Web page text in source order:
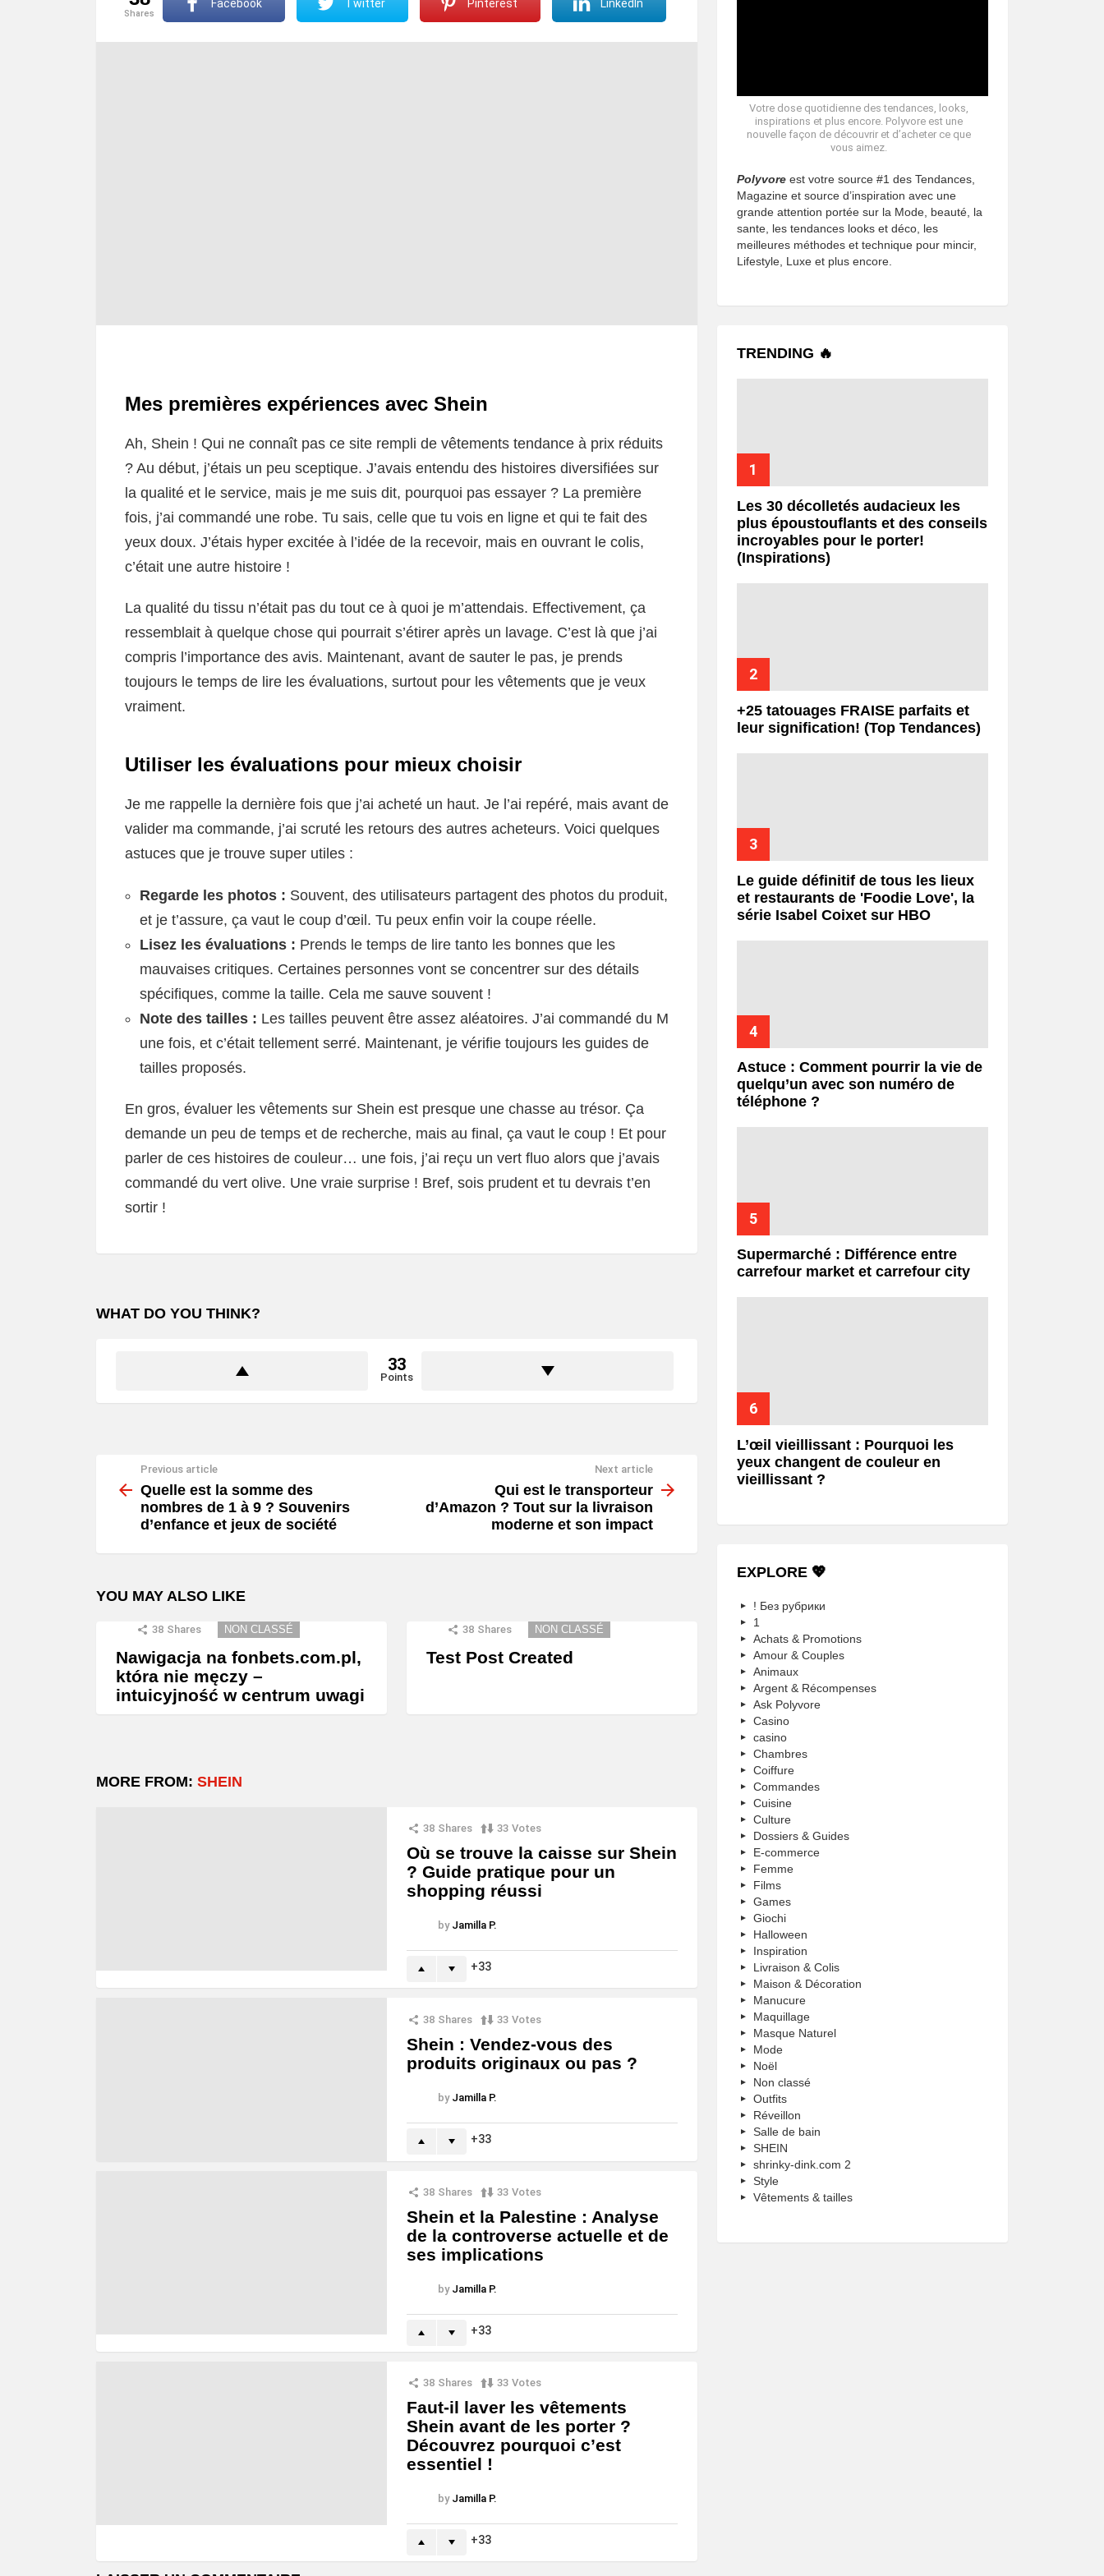
shares
Facebook Twitter Pinterest LinkedIn
Mes premières expériences avec Shein
Ah, Shein ! Qui ne connaît pas ce site rempli de vêtements tendance à prix réduits
? Au début, j’étais un peu sceptique. J’avais entendu des histoires diversifiées sur
la qualité et le service, mais je me suis dit, pourquoi pas essayer ? La première
fois, j’ai commandé une robe. Tu sais, celle que tu vois en ligne et qui te fait des
yeux doux. J’étais hyper excitée à l’idée de la recevoir, mais en ouvrant le colis,
c’était une autre histoire !
La qualité du tissu n’était pas du tout ce à quoi je m’attendais. Effectivement, ça
ressemblait à quelque chose qui pourrait s’étirer après un lavage. C’est là que j’ai
compris l’importance des avis. Maintenant, avant de sauter le pas, je prends
toujours le temps de lire les évaluations, surtout pour les vêtements que je veux
vraiment.
Utiliser les évaluations pour mieux choisir
Je me rappelle la dernière fois que j’ai acheté un haut. Je l’ai repéré, mais avant de
valider ma commande, j’ai scruté les retours des autres acheteurs. Voici quelques
astuces que je trouve super utiles :
Regarde les photos : Souvent, des utilisateurs partagent des photos du produit,
et je t’assure, ça vaut le coup d’œil. Tu peux enfin voir la coupe réelle.
Lisez les évaluations : Prends le temps de lire tanto les bonnes que les
mauvaises critiques. Certaines personnes vont se concentrer sur des détails
spécifiques, comme la taille. Cela me sauve souvent !
Note des tailles : Les tailles peuvent être assez aléatoires. J’ai commandé du M
une fois, et c’était tellement serré. Maintenant, je vérifie toujours les guides de
tailles proposés.
En gros, évaluer les vêtements sur Shein est presque une chasse au trésor. Ça
demande un peu de temps et de recherche, mais au final, ça vaut le coup ! Et pour
parler de ces histoires de couleur… une fois, j’ai reçu un vert fluo alors que j’avais
commandé du vert olive. Une vraie surprise ! Bref, sois prudent et tu devrais t’en
sortir !
WHAT DO YOU THINK?
33
Points
more
Previous article
Quelle est la somme des
nombres de 1 à 9 ? Souvenirs
d’enfance et jeux de société
Next article
Qui est le transporteur
d’Amazon ? Tout sur la livraison
moderne et son impact
YOU MAY ALSO LIKE
38 Shares NON CLASSÉ
Nawigacja na fonbets.com.pl,
która nie męczy –
intuicyjność w centrum uwagi
38 Shares NON CLASSÉ
Test Post Created
MORE FROM: SHEIN
38 Shares 33 Votes
Où se trouve la caisse sur Shein
? Guide pratique pour un
shopping réussi
by Jamilla P.
33
38 Shares 33 Votes
Shein : Vendez-vous des
produits originaux ou pas ?
by Jamilla P.
33
38 Shares 33 Votes
Shein et la Palestine : Analyse
de la controverse actuelle et de
ses implications
by Jamilla P.
33
38 Shares 33 Votes
Faut-il laver les vêtements
Shein avant de les porter ?
Découvrez pourquoi c’est
essentiel !
by Jamilla P.
33
Votre dose quotidienne des tendances, looks,
inspirations et plus encore. Polyvore est une
nouvelle façon de découvrir et d’acheter ce que
vous aimez.
Polyvore est votre source #1 des Tendances,
Magazine et source d’inspiration avec une
grande attention portée sur la Mode, beauté, la
sante, les tendances looks et déco, les
meilleures méthodes et technique pour mincir,
Lifestyle, Luxe et plus encore.
TRENDING 🔥
Les 30 décolletés audacieux les
plus époustouflants et des conseils
incroyables pour le porter!
(Inspirations)
+25 tatouages ​​FRAISE parfaits et
leur signification! (Top Tendances)
Le guide définitif de tous les lieux
et restaurants de 'Foodie Love', la
série Isabel Coixet sur HBO
Astuce : Comment pourrir la vie de
quelqu’un avec son numéro de
téléphone ?
Supermarché : Différence entre
carrefour market et carrefour city
L’œil vieillissant : Pourquoi les
yeux changent de couleur en
vieillissant ?
EXPLORE 💖
! Без рубрики
1
Achats & Promotions
Amour & Couples
Animaux
Argent & Récompenses
Ask Polyvore
Casino
casino
Chambres
Coiffure
Commandes
Cuisine
Culture
Dossiers & Guides
E-commerce
Femme
Films
Games
Giochi
Halloween
Inspiration
Livraison & Colis
Maison & Décoration
Manucure
Maquillage
Masque Naturel
Mode
Noël
Non classé
Outfits
Réveillon
Salle de bain
SHEIN
shrinky-dink.com 2
Style
Vêtements & tailles